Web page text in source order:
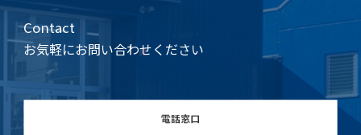
Contact
お気軽にお問い合わせください